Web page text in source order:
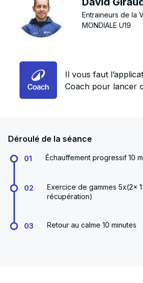
Entraineurs de la
MONDIALE U19
Il vous faut
Coach pour lancer
Déroulé de la séance
01 Échauffement progressif 10
02
Exercice de gammes 5x(2x
récupération)
03 Retour au calme 10 minutes